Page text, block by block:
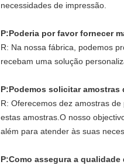
necessidades de impressão.
P:Poderia por favor fornecer
R: Na nossa fábrica, podemos
recebam uma solução
P:Podemos solicitar
R: Oferecemos dez amostras
estas amostras.O nosso
além para atender às suas
P:Como assegura a